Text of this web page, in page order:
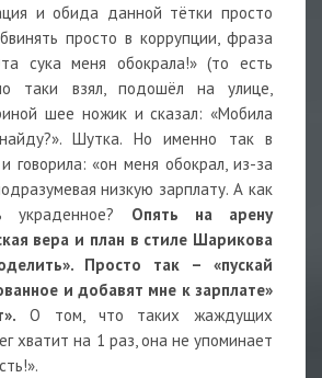
и обида данной тётки просто
просто в коррупции, фраза
сука меня обокрала!» (то есть
таки взял, подошёл на улице,
шее ножик и сказал: «Мобила
Шутка. Но именно так в
говорила: «он меня обокрал, из-за
низкую зарплату. А как
украденное? Опять на арену
вера и план в стиле Шарикова
Просто так – «пускай
и добавят мне к зарплате»
О том, что таких жаждущих
хватит на 1 раз, она не упоминает